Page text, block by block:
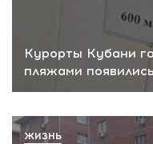
Курорты Кубани
пляжами
ЖИЗНЬ